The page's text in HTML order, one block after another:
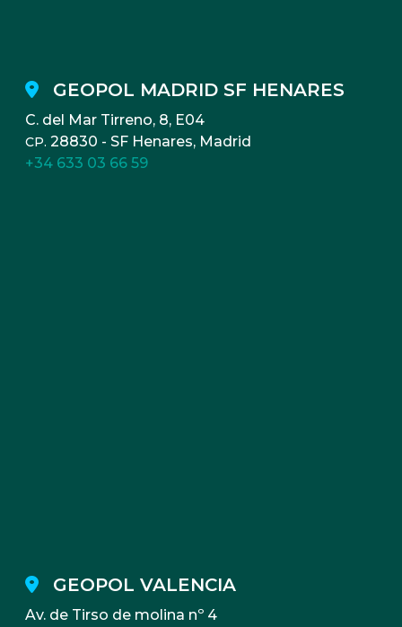
GEOPOL MADRID SF HENARES
C. del Mar Tirreno, 8, E04
CP. 28830 - SF Henares, Madrid
+34 633 03 66 59
GEOPOL VALENCIA
Av. de Tirso de molina nº 4